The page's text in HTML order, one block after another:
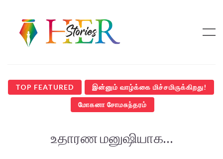
TOP FEATURED இன்னும் வாழ்க்கை மிச்சமிருக்கிறது!
மோகனா சோமசுந்தரம்
உதாரண மனுஷியாக…